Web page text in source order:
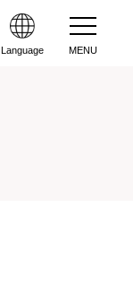
Language MENU